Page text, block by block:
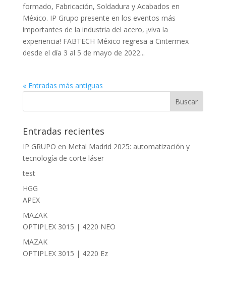
formado, Fabricación, Soldadura y Acabados en
México. IP Grupo presente en los eventos más
importantes de la industria del acero, ¡viva la
experiencia! FABTECH México regresa a Cintermex
desde el día 3 al 5 de mayo de 2022...
« Entradas más antiguas
Entradas recientes
IP GRUPO en Metal Madrid 2025: automatización y
tecnología de corte láser
test
HGG
APEX
MAZAK
OPTIPLEX 3015 | 4220 NEO
MAZAK
OPTIPLEX 3015 | 4220 Ez